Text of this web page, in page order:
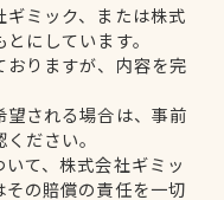
ミック、または株式
にしています。
りますが、内容を完
される場合は、事前
ださい。
て、株式会社ギミッ
の賠償の責任を一切